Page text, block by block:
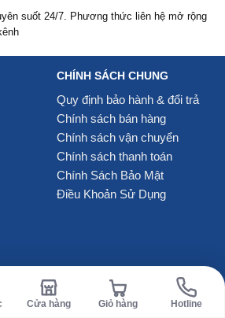
suốt 24/7. Phương thức liên hệ mở rộng
CHÍNH SÁCH CHUNG
Quy định bảo hành & đổi trả
Chính sách bán hàng
Chính sách vận chuyển
Chính sách thanh toán
Chính Sách Bảo Mật
Điều Khoản Sử Dụng
Cửa hàng Giỏ hàng Hotline